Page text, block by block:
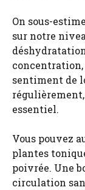
On sous-
sur notre
concentration,
sentiment de
essentiel.
Vous pouvez
plantes
poivrée. Une
circulation